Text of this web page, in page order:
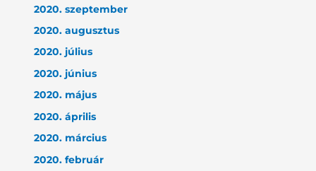
2020. szeptember
2020. augusztus
2020. július
2020. június
2020. május
2020. április
2020. március
2020. február